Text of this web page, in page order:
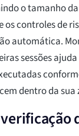
o tamanho
os controles de
automática.
sessões
dentro da sua